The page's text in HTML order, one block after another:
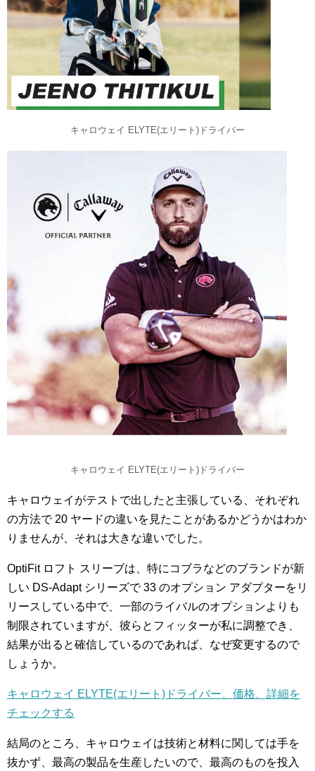
キャロウェイ ELYTE(エリート)ドライバー
キャロウェイ ELYTE(エリート)ドライバー
キャロウェイがテストで出したと主張している、それぞれ
の方法で 20 ヤードの違いを見たことがあるかどうかはわか
りませんが、それは大きな違いでした。
OptiFit ロフト スリーブは、特にコブラなどのブランドが新
しい DS-Adapt シリーズで 33 のオプション アダプターをリ
リースしている中で、一部のライバルのオプションよりも
制限されていますが、彼らとフィッターが私に調整でき、
結果が出ると確信しているのであれば、なぜ変更するので
しょうか。
キャロウェイ ELYTE(エリート)ドライバー、価格、詳細を
チェックする
結局のところ、キャロウェイは技術と材料に関しては手を
抜かず、最高の製品を生産したいので、最高のものを投入